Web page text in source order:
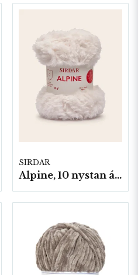
SIRDAR
Alpine, 10 nystan á 50g/fp